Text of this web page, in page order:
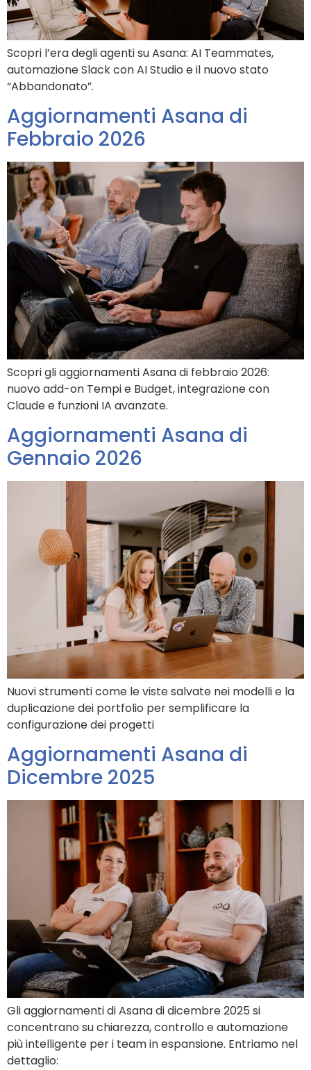
Scopri l’era degli agenti su Asana: AI Teammates,
automazione Slack con AI Studio e il nuovo stato
“Abbandonato”.
Aggiornamenti Asana di
Febbraio 2026
Scopri gli aggiornamenti Asana di febbraio 2026:
nuovo add-on Tempi e Budget, integrazione con
Claude e funzioni IA avanzate.
Aggiornamenti Asana di
Gennaio 2026
Nuovi strumenti come le viste salvate nei modelli e la
duplicazione dei portfolio per semplificare la
configurazione dei progetti
Aggiornamenti Asana di
Dicembre 2025
Gli aggiornamenti di Asana di dicembre 2025 si
concentrano su chiarezza, controllo e automazione
più intelligente per i team in espansione. Entriamo nel
dettaglio: